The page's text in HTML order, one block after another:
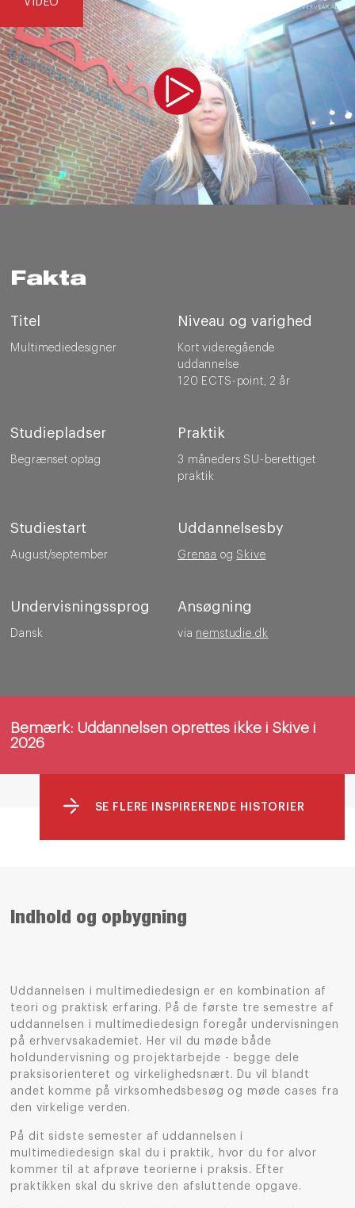
VIDEO
Fakta
Titel
Multimediedesigner
Niveau og varighed
Kort videregående
uddannelse
120 ECTS-point, 2 år
Studiepladser
Begrænset optag
Praktik
3 måneders SU-berettiget
praktik
Studiestart
August/september
Uddannelsesby
Grenaa og Skive
Undervisningssprog
Dansk
Ansøgning
via nemstudie.dk
Bemærk: Uddannelsen oprettes ikke i Skive i
2026
SE FLERE INSPIRERENDE HISTORIER
Indhold og opbygning
Uddannelsen i multimediedesign er en kombination af
teori og praktisk erfaring.
På de første tre semestre af
uddannelsen i multimediedesign foregår undervisningen
på erhvervsakademiet.
Her vil du møde både
holdundervisning og projektarbejde - begge dele
praksisorienteret og virkelighedsnært . D u vil blandt
andet komme på virksomhedsbesøg og møde cases fra
den virkelige verden.
På dit sidste semester af uddannelsen i
multimediedesign skal du i praktik, hvor du for alvor
kommer til at afprøve teorierne i praksis . Efter
praktikken skal du skrive den afsluttende opgave.